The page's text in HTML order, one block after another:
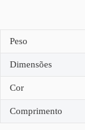
Peso
Dimensões
Cor
Comprimento